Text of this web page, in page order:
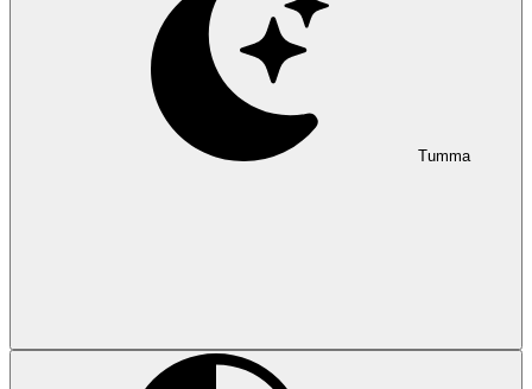
Tumma